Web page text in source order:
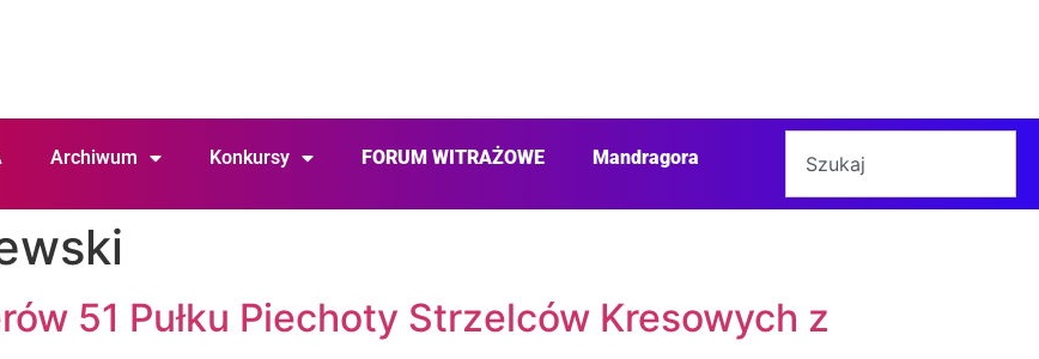
Archiwum Konkursy FORUM WITRAŻOWE Mandragora
51 Pułku Piechoty Strzelców Kresowych z